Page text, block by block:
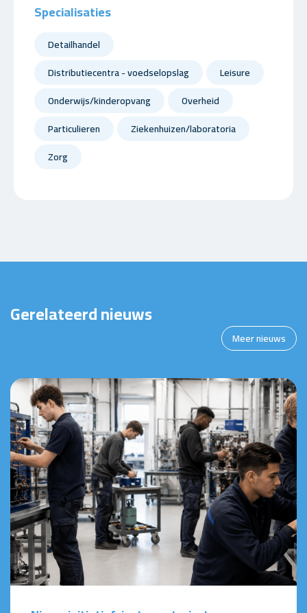
Specialisaties
Detailhandel
Distributiecentra - voedselopslag
Leisure
Onderwijs/kinderopvang
Overheid
Particulieren
Ziekenhuizen/laboratoria
Zorg
Gerelateerd nieuws
Meer nieuws